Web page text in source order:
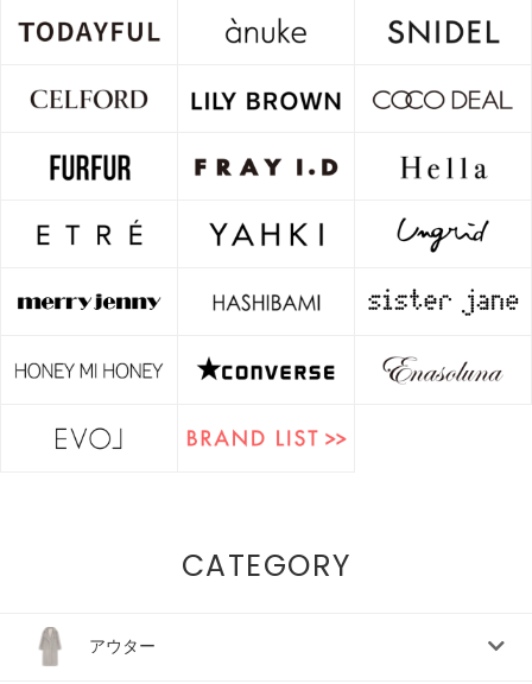
CATEGORY
アウター